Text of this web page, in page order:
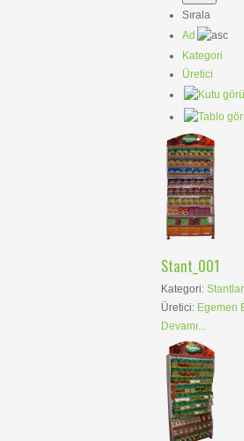
Sırala
Ad
Kategori
Üretici
Stant_001
Kategori: Stantlar
Üretici: Egemen
Devamı...